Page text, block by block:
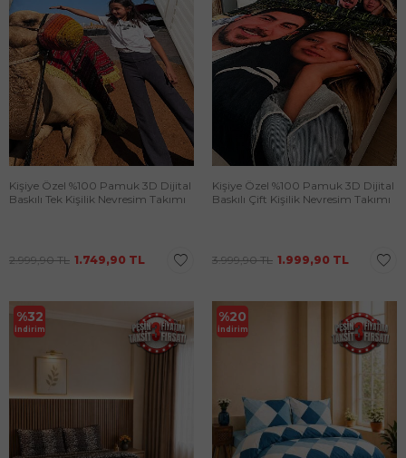
Kişiye Özel %100 Pamuk 3D Dijital
Baskılı Tek Kişilik Nevresim Takımı
2.999,90TL 1.749,90 TL
Kişiye Özel %100 Pamuk 3D Dijital
Baskılı Çift Kişilik Nevresim Takımı
3.999,90TL 1.999,90 TL
%32
İndirim
%20
İndirim